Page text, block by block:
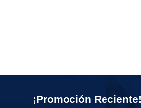
¡Promoción Reciente!